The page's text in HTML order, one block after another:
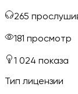
265
181 просмотр
1 024 показа
Тип лицензии